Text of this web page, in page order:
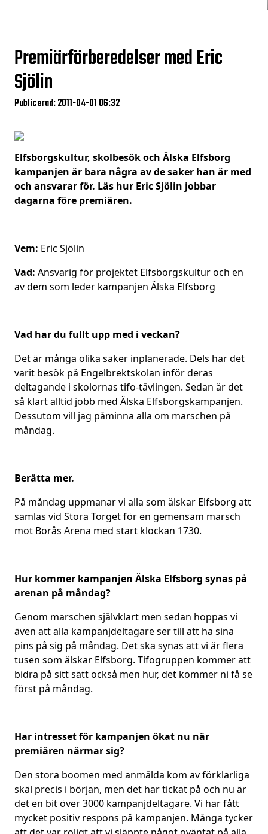
Premiärförberedelser med Eric
Sjölin
Publicerad: 2011-04-01 06:32
Elfsborgskultur, skolbesök och Älska Elfsborg
kampanjen är bara några av de saker han är med
och ansvarar för. Läs hur Eric Sjölin jobbar
dagarna före premiären.
Vem: Eric Sjölin
Vad: Ansvarig för projektet Elfsborgskultur och en
av dem som leder kampanjen Älska Elfsborg
Vad har du fullt upp med i veckan?
Det är många olika saker inplanerade. Dels har det
varit besök på Engelbrektskolan inför deras
deltagande i skolornas tifo-tävlingen. Sedan är det
så klart alltid jobb med Älska Elfsborgskampanjen.
Dessutom vill jag påminna alla om marschen på
måndag.
Berätta mer.
På måndag uppmanar vi alla som älskar Elfsborg att
samlas vid Stora Torget för en gemensam marsch
mot Borås Arena med start klockan 1730.
Hur kommer kampanjen Älska Elfsborg synas på
arenan på måndag?
Genom marschen självklart men sedan hoppas vi
även att alla kampanjdeltagare ser till att ha sina
pins på sig på måndag. Det ska synas att vi är flera
tusen som älskar Elfsborg. Tifogruppen kommer att
bidra på sitt sätt också men hur, det kommer ni få se
först på måndag.
Har intresset för kampanjen ökat nu när
premiären närmar sig?
Den stora boomen med anmälda kom av förklarliga
skäl precis i början, men det har tickat på och nu är
det en bit över 3000 kampanjdeltagare. Vi har fått
mycket positiv respons på kampanjen. Många tycker